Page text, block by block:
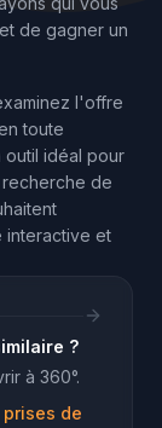
de gagner un
l'offre
toute
outil idéal pour
de
interactive et
?
à 360°.
de